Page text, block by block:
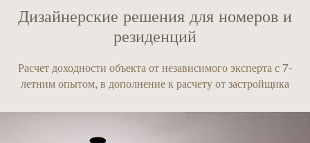
Дизайнерские решения для номеров и
резиденций
Расчет доходности объекта от независимого эксперта с 7-
летним опытом, в дополнение к расчету от застройщика